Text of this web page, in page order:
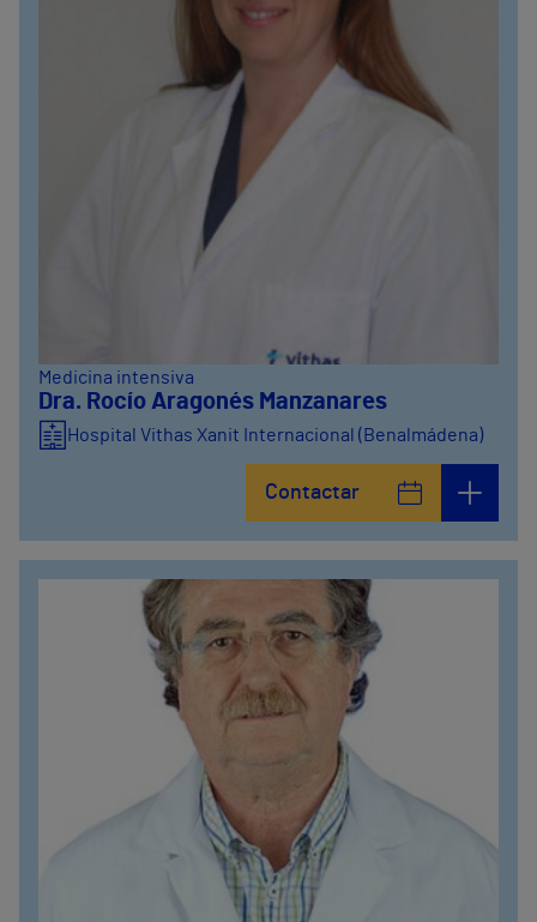
Medicina intensiva
Dra. Rocío Aragonés Manzanares
Hospital Vithas Xanit Internacional (Benalmádena)
Contactar